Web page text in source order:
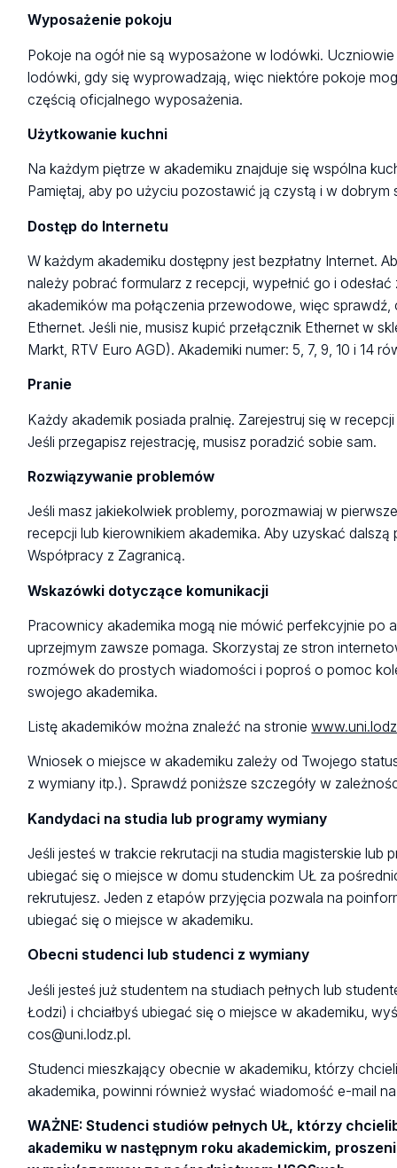
Wyposażenie pokoju
Pokoje na ogół nie są wyposażone w lodówki.
lodówki, gdy się wyprowadzają, więc niektóre pokoje
częścią oficjalnego wyposażenia.
Użytkowanie kuchni
Na każdym piętrze w akademiku znajduje się wspólna
Pamiętaj, aby po użyciu pozostawić ją czystą i w dobrym
Dostęp do Internetu
W każdym akademiku dostępny jest bezpłatny Internet.
należy pobrać formularz z recepcji, wypełnić go i
akademików ma połączenia przewodowe, więc
Ethernet. Jeśli nie, musisz kupić przełącznik Ethernet w
Markt, RTV Euro AGD). Akademiki numer: 5, 7, 9, 10 i 14
Pranie
Każdy akademik posiada pralnię. Zarejestruj się w
Jeśli przegapisz rejestrację, musisz poradzić sobie sam.
Rozwiązywanie problemów
Jeśli masz jakiekolwiek problemy, porozmawiaj w
recepcji lub kierownikiem akademika. Aby uzyskać
Współpracy z Zagranicą.
Wskazówki dotyczące komunikacji
Pracownicy akademika mogą nie mówić perfekcyjnie po
uprzejmym zawsze pomaga. Skorzystaj ze stron
rozmówek do prostych wiadomości i poproś o pomoc
swojego akademika.
Listę akademików można znaleźć na stronie
Wniosek o miejsce w akademiku zależy od Twojego
z wymiany itp.). Sprawdź poniższe szczegóły w
Kandydaci na studia lub programy wymiany
Jeśli jesteś w trakcie rekrutacji na studia magisterskie lub
ubiegać się o miejsce w domu studenckim UŁ za
rekrutujesz. Jeden z etapów przyjęcia pozwala na
ubiegać się o miejsce w akademiku.
Obecni studenci lub studenci z wymiany
Jeśli jesteś już studentem na studiach pełnych lub
Łodzi) i chciałbyś ubiegać się o miejsce w akademiku,
cos@uni.lodz.pl.
Studenci mieszkający obecnie w akademiku, którzy
akademika, powinni również wysłać wiadomość e-mail
WAŻNE: Studenci studiów pełnych UŁ, którzy
akademiku w następnym roku akademickim,